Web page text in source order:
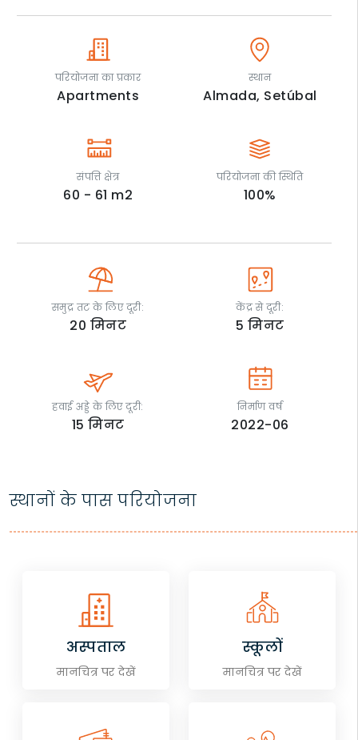
परियोजना का प्रकार
Apartments
स्थान
Almada, Setúbal
संपत्ति क्षेत्र
60 - 61 m2
परियोजना की स्थिति
100%
समुद्र तट के लिए दूरी:
20 मिनट
केंद्र से दूरी:
5मिनट
हवाई अड्डे के लिए दूरी:
15मिनट
निर्माण वर्ष
2022-06
स्थानों के पास परियोजना
अस्पताल
मानचित्र पर देखें
स्कूलों
मानचित्र पर देखें